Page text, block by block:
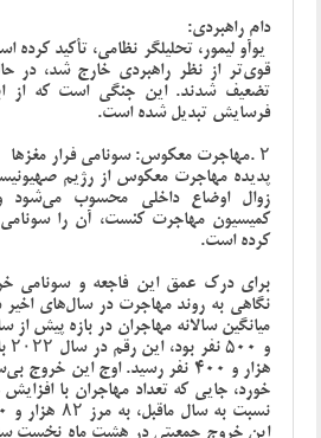
دام راهبردی:
یوآو لیمور، تحلیلگر نظامی، تأکید کرده
قوی‌تر از نظر راهبردی خارج شد، در
تضعیف شدند. این جنگی است که از
فرسایش تبدیل شده است.
۲ .مهاجرت معکوس: سونامی فرار مغزها
پدیده مهاجرت معکوس از رژیم
زوال اوضاع داخلی محسوب می‌شود و
کمیسیون مهاجرت کنست، آن را سونامی
کرده است.
برای درک عمق این فاجعه و سونامی
نگاهی به روند مهاجرت در سال‌های اخیر